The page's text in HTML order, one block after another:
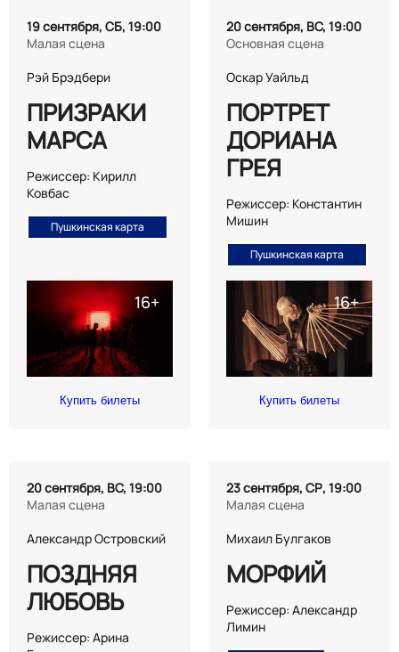
19 сентября, СБ, 19:00
Малая сцена
Рэй Брэдбери
ПРИЗРАКИ
МАРСА
Режиссер: Кирилл
Ковбас
Пушкинская карта
Купить билеты
20 сентября, ВС, 19:00
Основная сцена
Оскар Уайльд
ПОРТРЕТ
ДОРИАНА
ГРЕЯ
Режиссер: Константин
Мишин
Пушкинская карта
Купить билеты
20 сентября, ВС, 19:00
Малая сцена
Александр Островский
ПОЗДНЯЯ
ЛЮБОВЬ
Режиссер: Арина
23 сентября, СР, 19:00
Малая сцена
Михаил Булгаков
МОРФИЙ
Режиссер: Александр
Лимин